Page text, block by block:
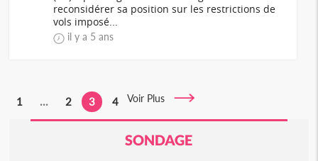
reconsidérer sa position sur les restrictions de
vols imposé...
il y a 5 ans
1 ... 2 3 4 Voir Plus
SONDAGE